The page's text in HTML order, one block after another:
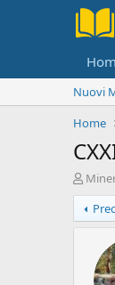
Nuovi
Home
C
r
e
a